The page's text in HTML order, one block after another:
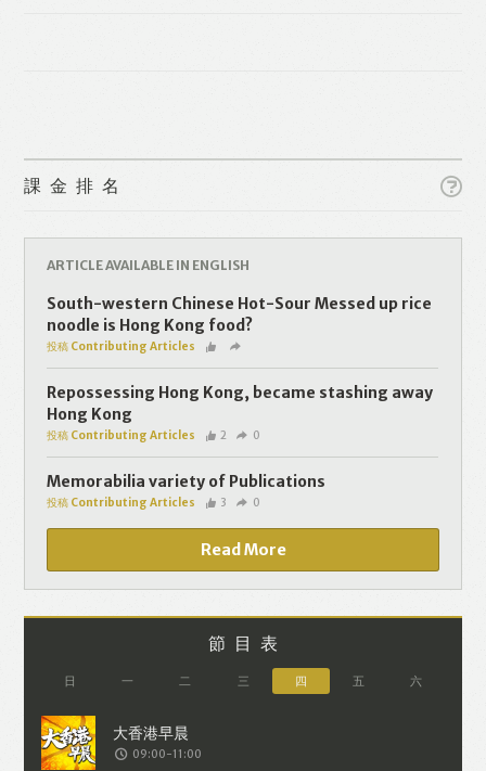
Like Facebook Twitter Line
WhatsApp Email
課金排名
ARTICLE AVAILABLE IN ENGLISH
South-western Chinese Hot-Sour Messed up rice
noodle is Hong Kong food?
投稿 Contributing Articles
Repossessing Hong Kong, became stashing away
Hong Kong
投稿 Contributing Articles 2 0
Memorabilia variety of Publications
投稿 Contributing Articles 3 0
Read More
節目表
日 一 二 三 四 五 六
09:00-11:00